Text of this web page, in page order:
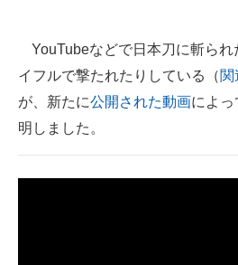
ITの今と未来を見通す
スマホと通信の最新トレンド
進化するPCとデバイスの未来
好きが集まる 比べて選べる
YouTubeなどで日本刀に斬られ
イフルで撃たれたりしている（関
が、新たに公開された動画によっ
明しました。